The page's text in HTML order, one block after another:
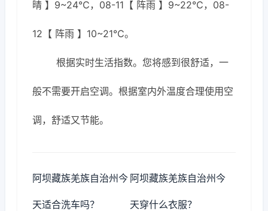
晴 】9~24℃，08-11【 阵雨 】9~22℃，08-
12【 阵雨 】10~21℃。
根据实时生活指数。您将感到很舒适，一
般不需要开启空调。根据室内外温度合理使用空
调，舒适又节能。
阿坝藏族羌族自治州今
天适合洗车吗？
阿坝藏族羌族自治州今
天穿什么衣服？